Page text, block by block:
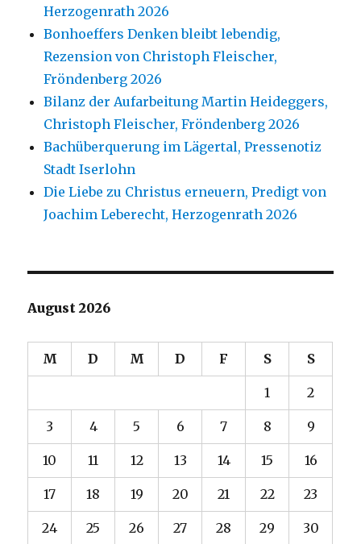
Herzogenrath 2026
Bonhoeffers Denken bleibt lebendig,
Rezension von Christoph Fleischer,
Fröndenberg 2026
Bilanz der Aufarbeitung Martin Heideggers,
Christoph Fleischer, Fröndenberg 2026
Bachüberquerung im Lägertal, Pressenotiz
Stadt Iserlohn
Die Liebe zu Christus erneuern, Predigt von
Joachim Leberecht, Herzogenrath 2026
August 2026
M D M D F S S
1 2
3 4 5 6 7 8 9
10 11 12 13 14 15 16
17 18 19 20 21 22 23
24 25 26 27 28 29 30